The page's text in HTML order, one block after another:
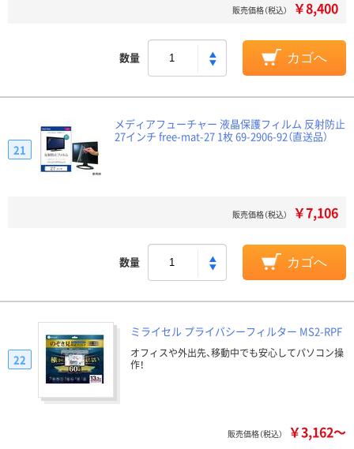
販売価格（税込） ￥8,400
数量 カゴへ
メディアフューチャー 液晶保護フィルム 反射防止
27インチ free-mat-27 1枚 69-2906-92（直送品）
21
販売価格（税込） ￥7,106
数量 カゴへ
ミライセル プライバシーフィルター MS2-RPF
オフィスや外出先、移動中でも安心してパソコン操
作！
22
販売価格（税込） ￥3,162～